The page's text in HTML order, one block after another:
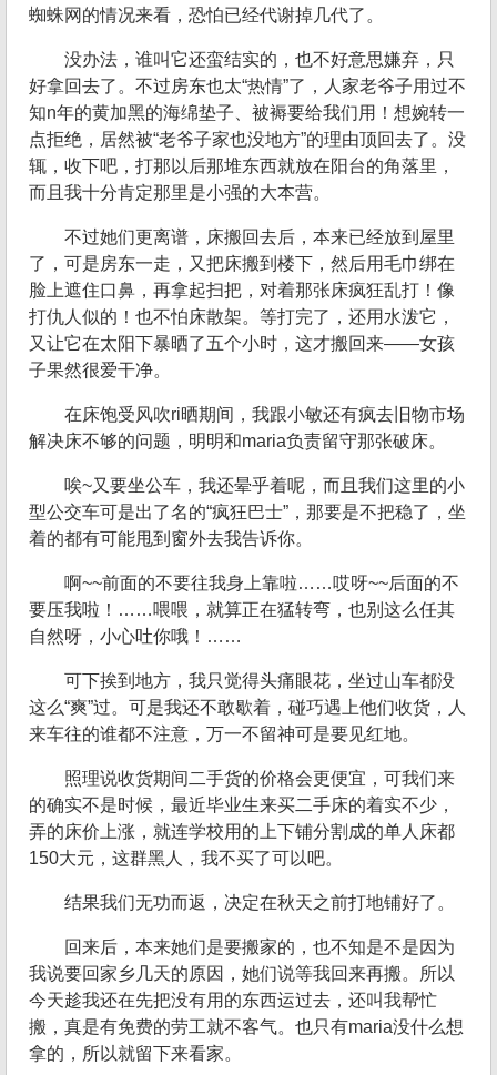
蜘蛛网的情况来看，恐怕已经代谢掉几代了。
没办法，谁叫它还蛮结实的，也不好意思嫌弃，只
好拿回去了。不过房东也太“热情”了，人家老爷子用过不
知n年的黄加黑的海绵垫子、被褥要给我们用！想婉转一
点拒绝，居然被“老爷子家也没地方”的理由顶回去了。没
辄，收下吧，打那以后那堆东西就放在阳台的角落里，
而且我十分肯定那里是小强的大本营。
不过她们更离谱，床搬回去后，本来已经放到屋里
了，可是房东一走，又把床搬到楼下，然后用毛巾绑在
脸上遮住口鼻，再拿起扫把，对着那张床疯狂乱打！像
打仇人似的！也不怕床散架。等打完了，还用水泼它，
又让它在太阳下暴晒了五个小时，这才搬回来——女孩
子果然很爱干净。
在床饱受风吹ri晒期间，我跟小敏还有疯去旧物市场
解决床不够的问题，明明和maria负责留守那张破床。
唉~又要坐公车，我还晕乎着呢，而且我们这里的小
型公交车可是出了名的“疯狂巴士”，那要是不把稳了，坐
着的都有可能甩到窗外去我告诉你。
啊~~前面的不要往我身上靠啦……哎呀~~后面的不
要压我啦！……喂喂，就算正在猛转弯，也别这么任其
自然呀，小心吐你哦！……
可下挨到地方，我只觉得头痛眼花，坐过山车都没
这么“爽”过。可是我还不敢歇着，碰巧遇上他们收货，人
来车往的谁都不注意，万一不留神可是要见红地。
照理说收货期间二手货的价格会更便宜，可我们来
的确实不是时候，最近毕业生来买二手床的着实不少，
弄的床价上涨，就连学校用的上下铺分割成的单人床都
150大元，这群黑人，我不买了可以吧。
结果我们无功而返，决定在秋天之前打地铺好了。
回来后，本来她们是要搬家的，也不知是不是因为
我说要回家乡几天的原因，她们说等我回来再搬。所以
今天趁我还在先把没有用的东西运过去，还叫我帮忙
搬，真是有免费的劳工就不客气。也只有maria没什么想
拿的，所以就留下来看家。